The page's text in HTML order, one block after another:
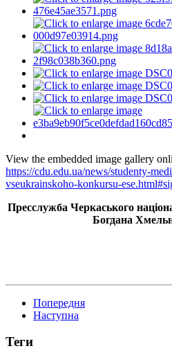
View the embedded image gallery
https://cdu.edu.ua/news/studenty-
vseukrainskoho-konkursu-
Пресслужба Черкаського
Богдана
Попередня
Наступна
Теги